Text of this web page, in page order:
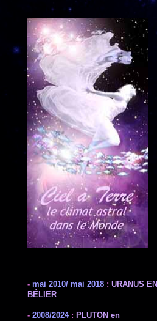
- mai 2010/ mai 2018 : URANUS EN
BÉLIER
- 2008/2024: PLUTON en